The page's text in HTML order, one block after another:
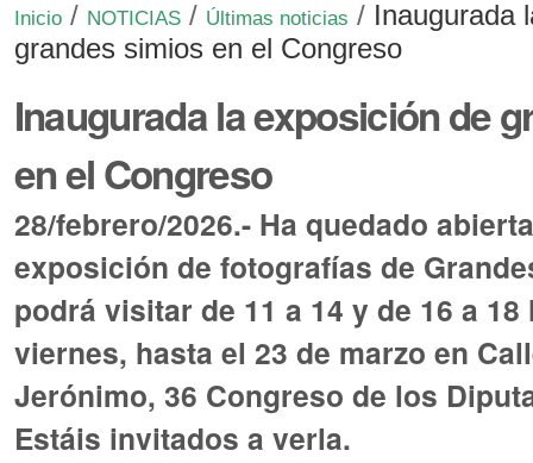
Inicio / NOTICIAS / Últimas noticias / Inaugurada
grandes simios en el Congreso
Inaugurada la exposición de
en el Congreso
28/febrero/2026.- Ha quedado
exposición de fotografías de
podrá visitar de 11 a 14 y de 16 a
viernes, hasta el 23 de marzo en
Jerónimo, 36 Congreso de los
Estáis invitados a verla.